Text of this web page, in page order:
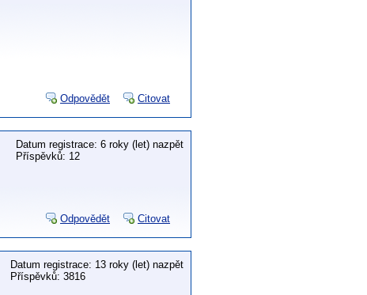
Odpovědět Citovat
Datum registrace: 6 roky (let) nazpět
Příspěvků: 12
Odpovědět Citovat
Datum registrace: 13 roky (let) nazpět
Příspěvků: 3816